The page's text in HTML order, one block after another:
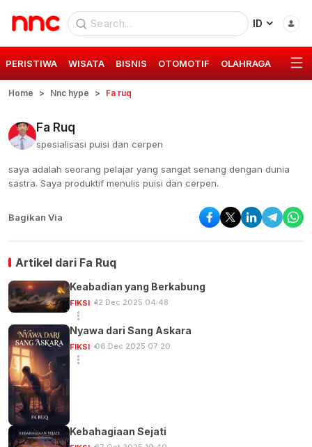
ID
PERISTIWA WISATA BISNIS OTOMOTIF OLAHRAGA GAYA
Home Nnc hype Fa ruq
Fa Ruq
spesialisasi puisi dan cerpen
saya adalah seorang pelajar yang sangat senang dengan dunia
sastra. Saya produktif menulis puisi dan cerpen.
Bagikan Via
Artikel dari Fa Ruq
Keabadian yang Berkabung
FIKSI 12 Dec 2025 04:48
Nyawa dari Sang Askara
FIKSI 06 Dec 2025 07:20
Kebahagiaan Sejati